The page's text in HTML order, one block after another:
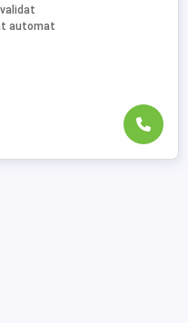
automat